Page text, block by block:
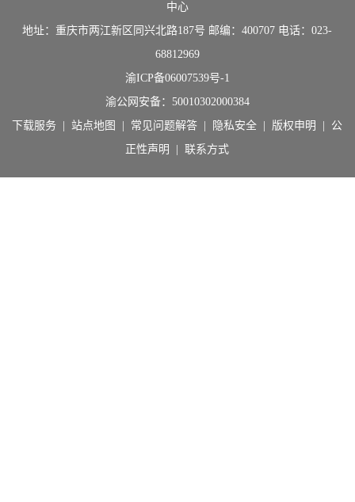
中心
地址：重庆市两江新区同兴北路187号 邮编：400707 电话：023-
68812969
渝ICP备06007539号-1
渝公网安备： 50010302000384
下载服务 |站点地图 常见问题解答 隐私安全 版权申明
公
正性声明
|联系方式